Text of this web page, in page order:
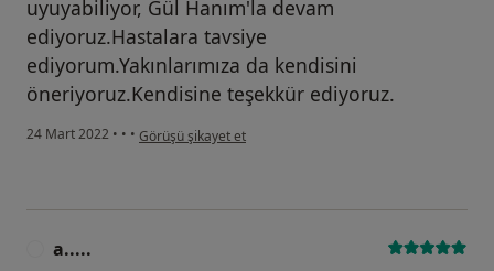
uyuyabiliyor, Gül Hanım'la devam
ediyoruz.Hastalara tavsiye
ediyorum.Yakınlarımıza da kendisini
öneriyoruz.Kendisine teşekkür ediyoruz.
24 Mart 2022 • • • kullanıcının görüşüne göre ö.....
Görüşü şikayet et
a.....